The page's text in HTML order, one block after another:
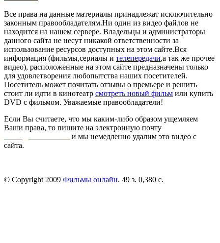
Все права на данные материалы принадлежат исключительно
законным правообладателям.Ни один из видео файлов не
находится на нашем сервере. Владельцы и администраторы
данного сайта не несут никакой ответственности за
использование ресурсов доступных на этом сайте.Вся
информация (фильмы,сериалы и телепередачи,а так же прочее
видео), расположенные на этом сайте предназначены только
для удовлетворения любопытства наших посетителей.
Посетитель может почитать отзывы о премьере и решить
стоит ли идти в кинотеатр смотреть новый фильм или купить
DVD с фильмом. Уважаемые правообладатели!
Если Вы считаете, что мы каким-либо образом ущемляем
Ваши права, то пишите на электронную почту
и мы немедленно удалим это видео с
сайта.
© Copyright 2009 Фильмы онлайн. 49 з. 0,380 с.